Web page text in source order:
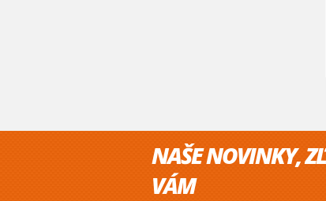
NAŠE NOVINKY,
VÁM